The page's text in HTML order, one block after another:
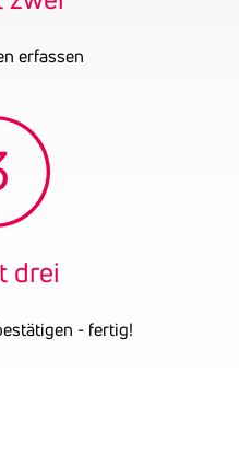
erfassen
drei
- fertig!